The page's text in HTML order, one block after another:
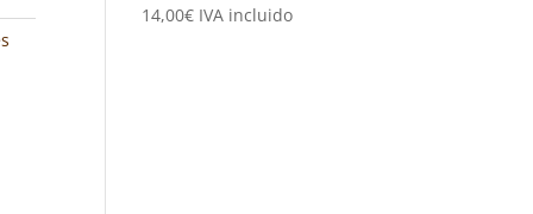
14,00€ IVA incluido